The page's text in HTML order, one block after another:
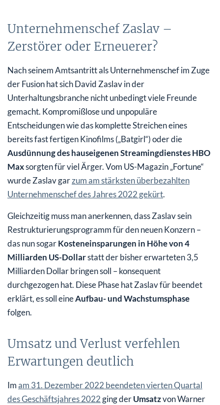
Unternehmenschef Zaslav –
Zerstörer oder Erneuerer?
Nach seinem Amtsantritt als Unternehmenschef im Zuge
der Fusion hat sich David Zaslav in der
Unterhaltungsbranche nicht unbedingt viele Freunde
gemacht. Kompromißlose und unpopuläre
Entscheidungen wie das komplette Streichen eines
bereits fast fertigen Kinofilms („Batgirl“) oder die
Ausdünnung des hauseigenen Streamingdienstes HBO
Maxsorgten für viel Ärger. Vom US-Magazin „Fortune“
wurde Zaslav garzum am stärksten überbezahlten
Unternehmenschef des Jahres 2022 gekürt.
Gleichzeitig muss man anerkennen, dass Zaslav sein
Restrukturierungsprogramm für den neuen Konzern –
das nun sogarKosteneinsparungen in Höhe von 4
Milliarden US-Dollarstatt der bisher erwarteten 3,5
Milliarden Dollar bringen soll – konsequent
durchgezogen hat. Diese Phase hat Zaslav für beendet
erklärt, es soll eineAufbau- und Wachstumsphase
folgen.
Umsatz und Verlust verfehlen
Erwartungen deutlich
Imam 31. Dezember 2022 beendeten vierten Quartal
des Geschäftsjahres 2022 ging derUmsatzvon Warner